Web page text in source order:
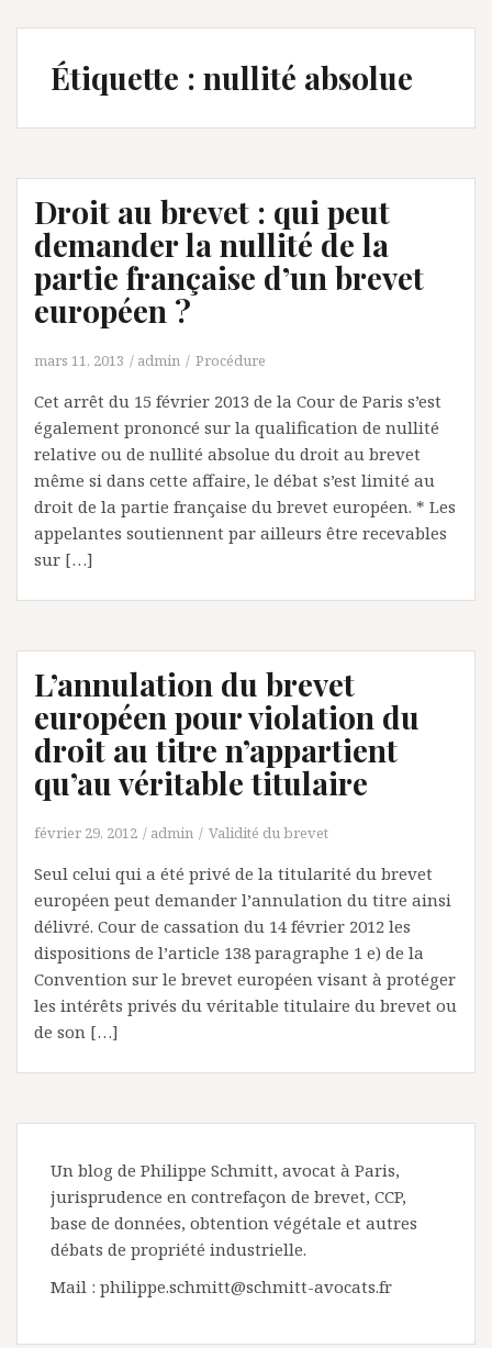
Étiquette : nullité absolue
Droit au brevet : qui peut
demander la nullité de la
partie française d’un brevet
européen ?
mars 11, 2013 admin Procédure
Cet arrêt du 15 février 2013 de la Cour de Paris s’est
également prononcé sur la qualification de nullité
relative ou de nullité absolue du droit au brevet
même si dans cette affaire, le débat s’est limité au
droit de la partie française du brevet européen. * Les
appelantes soutiennent par ailleurs être recevables
sur […]
L’annulation du brevet
européen pour violation du
droit au titre n’appartient
qu’au véritable titulaire
février 29, 2012 admin Validité du brevet
Seul celui qui a été privé de la titularité du brevet
européen peut demander l’annulation du titre ainsi
délivré. Cour de cassation du 14 février 2012 les
dispositions de l’article 138 paragraphe 1 e) de la
Convention sur le brevet européen visant à protéger
les intérêts privés du véritable titulaire du brevet ou
de son […]
Un blog de Philippe Schmitt, avocat à Paris,
jurisprudence en contrefaçon de brevet, CCP,
base de données, obtention végétale et autres
débats de propriété industrielle.
Mail : philippe.schmitt@schmitt-avocats.fr